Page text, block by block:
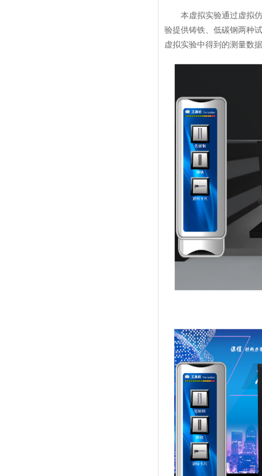
本虚拟实验通过虚拟
验提供铸铁、低碳钢两种
虚拟实验中得到的测量数